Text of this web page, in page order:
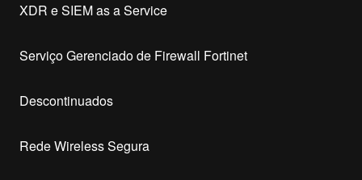
XDR e SIEM as a Service
Serviço Gerenciado de Firewall Fortinet
Descontinuados
Rede Wireless Segura